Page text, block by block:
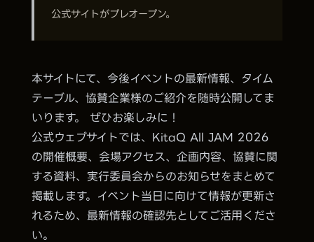
公式サイトがプレオープン。
本サイトにて、今後イベントの最新情報、タイム
テーブル、協賛企業様のご紹介を随時公開してま
いります。 ぜひお楽しみに！
公式ウェブサイトでは、KitaQ All JAM 2026
の開催概要、会場アクセス、企画内容、協賛に関
する資料、実行委員会からのお知らせをまとめて
掲載します。イベント当日に向けて情報が更新さ
れるため、最新情報の確認先としてご活用くださ
い。